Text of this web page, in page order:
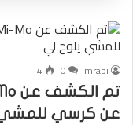
mrabi
0
4
عن كرسي